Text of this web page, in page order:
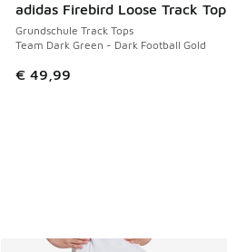
adidas Firebird Loose Track Top
Grundschule Track Tops
Team Dark Green - Dark Football Gold
€ 49,99